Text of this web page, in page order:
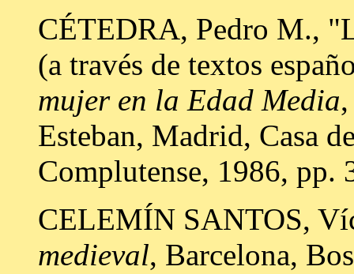
CÉTEDRA, Pedro M.,
(a través de textos
mujer en la Edad Media
Esteban, Madrid, Casa
Complutense, 1986, pp.
CELEMÍN SANTOS,
medieval, Barcelona,